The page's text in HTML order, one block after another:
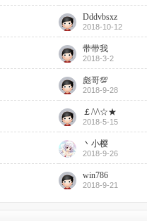
Dddvbsxz
2018-10-12
带带我
2018-3-2
彪哥💯
2018-9-28
￡/\/\☆★
2018-5-15
丶小樱
2018-9-26
win786
2018-9-21